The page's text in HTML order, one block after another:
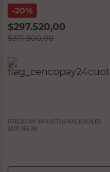
20%
$297.520,00
$371.900,00
PRECIO SIN IMPUESTOS NACIONALES:
$307.355,38